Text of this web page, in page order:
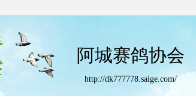
阿城赛鸽协会
http://dk777778.saige.com/